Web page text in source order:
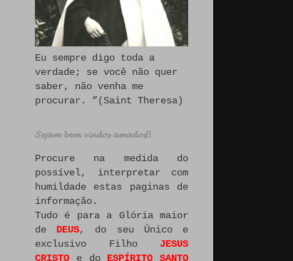
Eu sempre digo toda a
verdade; se você não quer
saber, não venha me
procurar. ”(Saint Theresa)
𝓢𝓮𝓳𝓪𝓶 𝓫𝓮𝓶 𝓿𝓲𝓷𝓭𝓸𝓼 𝓪𝓶𝓪𝓭𝓸𝓼!!
Procure na medida do
possível, interpretar com
humildade estas paginas de
informação.
Tudo é para a Glória maior
de DEUS, do seu Único e
exclusivo Filho JESUS
CRISTO e do ESPÍRITO SANTO